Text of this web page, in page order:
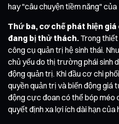
hay "câu chuyện tiềm năng" của
Thứ ba, cơ chế phát hiện giá
đang bị thử thách. Trong
công cụ quản trị hệ sinh thái.
chủ yếu do thị trường phái sinh
động quản trị. Khi đầu cơ chi
quyền quản trị và biến động
động cực đoan có thể bóp méo
quyết định xa lợi ích dài hạn của